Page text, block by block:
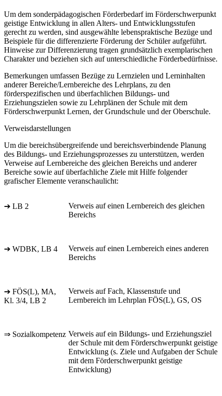
Um dem sonderpädagogischen Förderbedarf im Förderschwerpunkt
geistige Entwicklung in allen Alters- und Entwicklungsstufen
gerecht zu werden, sind ausgewählte lebenspraktische Bezüge und
Beispiele für die differenzierte Förderung der Schüler aufgeführt.
Hinweise zur Differenzierung tragen grundsätzlich exemplarischen
Charakter und beziehen sich auf unterschiedliche Förderbedürfnisse.
Bemerkungen umfassen Bezüge zu Lernzielen und Lerninhalten
anderer Bereiche/Lernbereiche des Lehrplans, zu den
förderspezifischen und überfachlichen Bildungs- und
Erziehungszielen sowie zu Lehrplänen der Schule mit dem
Förderschwerpunkt Lernen, der Grundschule und der Oberschule.
Verweisdarstellungen
Um die bereichsübergreifende und bereichsverbindende Planung
des Bildungs- und Erziehungsprozesses zu unterstützen, werden
Verweise auf Lernbereiche des gleichen Bereichs und anderer
Bereiche sowie auf überfachliche Ziele mit Hilfe folgender
grafischer Elemente veranschaulicht:
➔ LB 2
Verweis auf einen Lernbereich des gleichen
Bereichs
➔ WDBK, LB 4
Verweis auf einen Lernbereich eines anderen
Bereichs
➔ FÖS(L), MA,
Kl. 3/4, LB 2
Verweis auf Fach, Klassenstufe und
Lernbereich im Lehrplan FÖS(L), GS, OS
⇒ Sozialkompetenz Verweis auf ein Bildungs- und Erziehungsziel
der Schule mit dem Förderschwerpunkt geistige
Entwicklung (s. Ziele und Aufgaben der Schule
mit dem Förderschwerpunkt geistige
Entwicklung)